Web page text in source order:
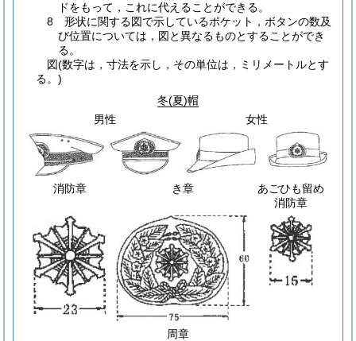
ドをもって，これに代えることができる。
8 形状に関する図で示しているポケット，ボタンの数及
び位置については，図と異なるものとすることができ
る。
図(数字は，寸法を示し，その単位は，ミリメートルとす
る。)
冬(夏)帽
男性
女性
消防章 き章
あごひも留め
消防章
周章